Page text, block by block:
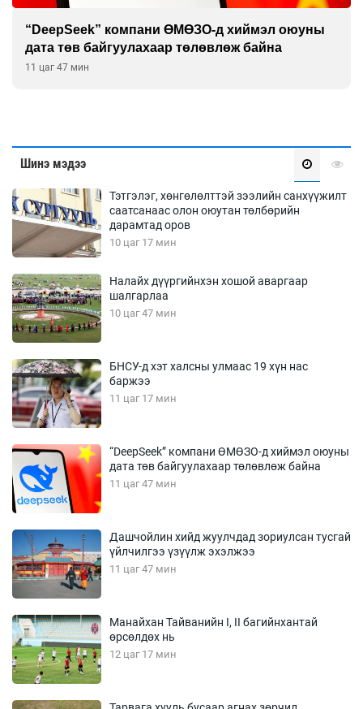
“DeepSeek” компани ӨМӨЗО-д хиймэл оюуны
дата төв байгуулахаар төлөвлөж байна
11 цаг 47 мин
Шинэ мэдээ
Тэтгэлэг, хөнгөлөлттэй зээлийн санхүүжилт
саатсанаас олон оюутан төлбөрийн
дарамтад оров
10 цаг 17 мин
Налайх дүүргийнхэн хошой аваргаар
шалгарлаа
10 цаг 47 мин
БНСУ-д хэт халсны улмаас 19 хүн нас
баржээ
11 цаг 17 мин
“DeepSeek” компани ӨМӨЗО-д хиймэл оюуны
дата төв байгуулахаар төлөвлөж байна
11 цаг 47 мин
Дашчойлин хийд жуулчдад зориулсан тусгай
үйлчилгээ үзүүлж эхэлжээ
11 цаг 47 мин
Манайхан Тайванийн I, II багийнхантай
өрсөлдөх нь
12 цаг 17 мин